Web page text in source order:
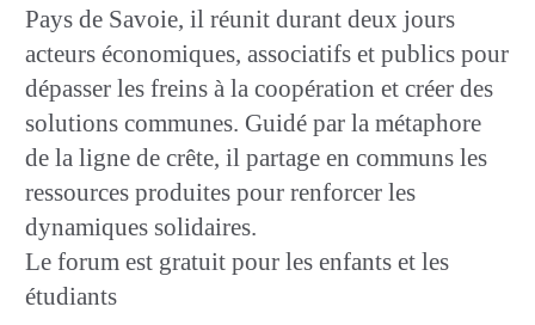
Pays de Savoie, il réunit durant deux jours
acteurs économiques, associatifs et publics pour
dépasser les freins à la coopération et créer des
solutions communes. Guidé par la métaphore
de la ligne de crête, il partage en communs les
ressources produites pour renforcer les
dynamiques solidaires.
Le forum est gratuit pour les enfants et les
étudiants